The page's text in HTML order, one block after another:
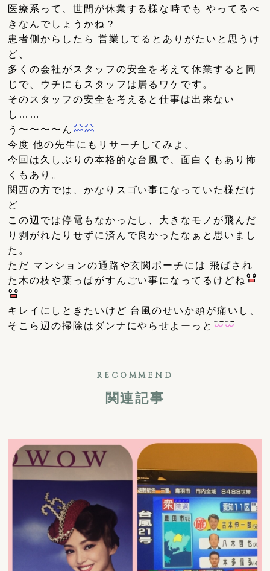
医療系って、世間が休業する様な時でも やってるべ
きなんでしょうかね？
患者側からしたら 営業してるとありがたいと思うけ
ど、
多くの会社がスタッフの安全を考えて休業すると同
じで、ウチにもスタッフは居るワケです。
そのスタッフの安全を考えると仕事は出来ない
し……
う〜〜〜〜ん
今度 他の先生にもリサーチしてみよ。
今回は久しぶりの本格的な台風で、面白くもあり怖
くもあり。
関西の方では、かなりスゴい事になっていた様だけ
ど
この辺では停電もなかったし、大きなモノが飛んだ
り剥がれたりせずに済んで良かったなぁと思いまし
た。
ただ マンションの通路や玄関ポーチには 飛ばされ
た木の枝や葉っぱがすんごい事になってるけどね
キレイにしときたいけど 台風のせいか頭が痛いし、
そこら辺の掃除はダンナにやらせよーっと
RECOMMEND
関連記事